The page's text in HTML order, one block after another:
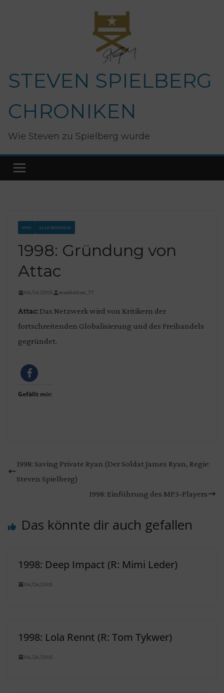
STEVEN SPIELBERG
CHRONIKEN
Wie Steven zu Spielberg wurde
1990 ALLE BEITRÄGE
1998: Gründung von
Attac
06/26/2015 manhattan_77
Attac: Das Netzwerk wird von Kritikern der
fortschreitenden Globalisierung und des Freihandels
gegründet.
Gefällt mir:
1998: Saving Private Ryan (Der Soldat James Ryan, Regie:
Steven Spielberg)
1998: Einführung des MP3-Players
Das könnte dir auch gefallen
1998: Deep Impact (R: Mimi Leder)
06/26/2015
1998: Lola Rennt (R: Tom Tykwer)
06/26/2015